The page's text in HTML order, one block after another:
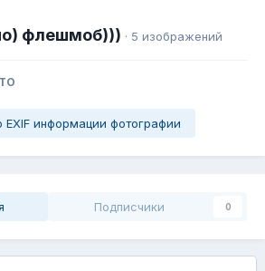
флешмоб))) · 5 изображений
EXIF информации фотографии
Подписчики 0